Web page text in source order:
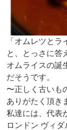
「オムレツと
と、とっさに答
オムライスの誕
だそうです。
〜正しく古いも
ありがたく頂き
私達には、代表
ロンドン ヴィ